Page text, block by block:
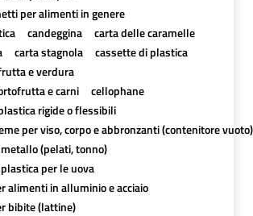
per alimenti in genere
candeggina
carta delle caramelle
carta stagnola
cassette di plastica
e verdura
e carni
cellophane
rigide o flessibili
per viso, corpo e abbronzanti (contenitore vuoto)
(pelati, tonno)
per le uova
alimenti in alluminio e acciaio
bibite (lattine)